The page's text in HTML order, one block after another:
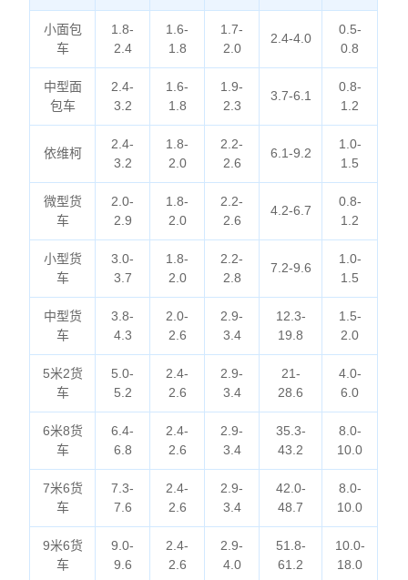
小面包
车
1.8-
2.4
1.6-
1.8
1.7-
2.0
2.4-4.0
0.5-
0.8
中型面
包车
2.4-
3.2
1.6-
1.8
1.9-
2.3
3.7-6.1
0.8-
1.2
依维柯
2.4-
3.2
1.8-
2.0
2.2-
2.6
6.1-9.2
1.0-
1.5
微型货
车
2.0-
2.9
1.8-
2.0
2.2-
2.6
4.2-6.7
0.8-
1.2
小型货
车
3.0-
3.7
1.8-
2.0
2.2-
2.8
7.2-9.6
1.0-
1.5
中型货
车
3.8-
4.3
2.0-
2.6
2.9-
3.4
12.3-
19.8
1.5-
2.0
5米2货
车
5.0-
5.2
2.4-
2.6
2.9-
3.4
21-
28.6
4.0-
6.0
6米8货
车
6.4-
6.8
2.4-
2.6
2.9-
3.4
35.3-
43.2
8.0-
10.0
7米6货
车
7.3-
7.6
2.4-
2.6
2.9-
3.4
42.0-
48.7
8.0-
10.0
9米6货
车
9.0-
9.6
2.4-
2.6
2.9-
4.0
51.8-
61.2
10.0-
18.0